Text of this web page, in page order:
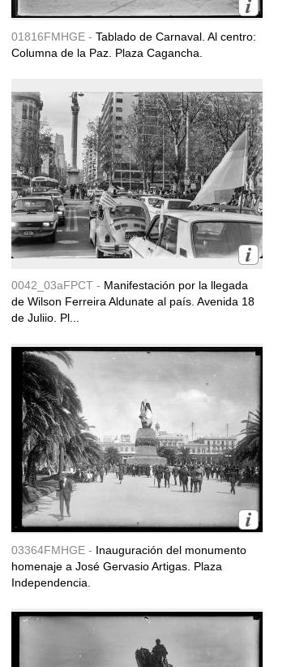
01816FMHGE - Tablado de Carnaval. Al centro:
Columna de la Paz. Plaza Cagancha.
0042_03aFPCT - Manifestación por la llegada
de Wilson Ferreira Aldunate al país. Avenida 18
de Juliio. Pl...
03364FMHGE - Inauguración del monumento
homenaje a José Gervasio Artigas. Plaza
Independencia.